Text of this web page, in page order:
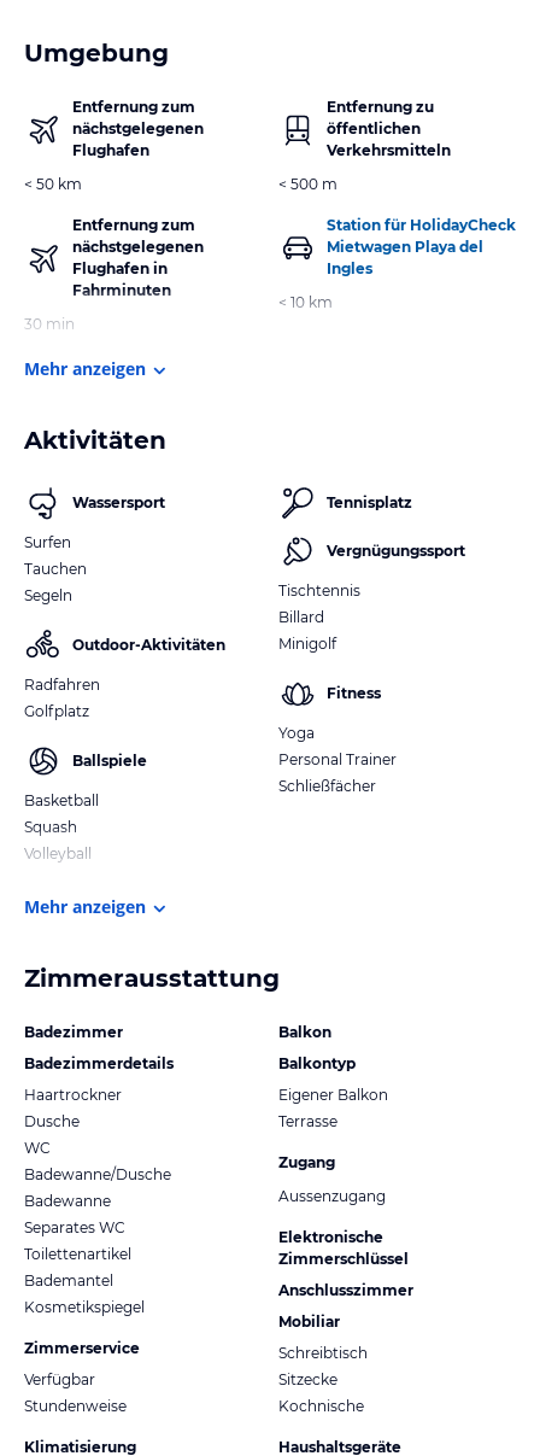
Umgebung
Entfernung zum
nächstgelegenen
Flughafen
< 50 km
Entfernung zum
nächstgelegenen
Flughafen in
Fahrminuten
30 min
Entfernung zu
öffentlichen
Verkehrsmitteln
< 500 m
Station für HolidayCheck
Mietwagen Playa del
Ingles
< 10 km
Mehr anzeigen
Aktivitäten
Wassersport
Surfen
Tauchen
Segeln
Outdoor-Aktivitäten
Radfahren
Golfplatz
Ballspiele
Basketball
Squash
Volleyball
Tennisplatz
Vergnügungssport
Tischtennis
Billard
Minigolf
Fitness
Yoga
Personal Trainer
Schließfächer
Mehr anzeigen
Zimmerausstattung
Badezimmer
Badezimmerdetails
Haartrockner
Dusche
WC
Badewanne/Dusche
Badewanne
Separates WC
Toilettenartikel
Bademantel
Kosmetikspiegel
Zimmerservice
Verfügbar
Stundenweise
Klimatisierung
Balkon
Balkontyp
Eigener Balkon
Terrasse
Zugang
Aussenzugang
Elektronische
Zimmerschlüssel
Anschlusszimmer
Mobiliar
Schreibtisch
Sitzecke
Kochnische
Haushaltsgeräte